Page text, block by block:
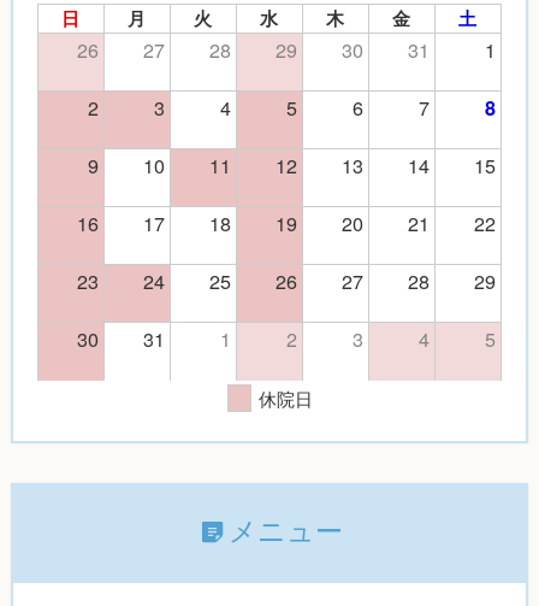
日 月 火 水 木 金 土
26 27 28 29 30 31
1
2
3 4 5 6 7 8
9 10 11 12 13 14
15
16
17 18 19 20 21
22
23
24 25 26 27 28
29
30
31 1 2 3 4 5
休院日
メニュー